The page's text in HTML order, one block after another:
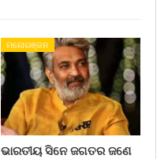
ମନୋରଞ୍ଜନ
ଭାରତୀୟ ସିନେ ଜଗତର ଜଣେ